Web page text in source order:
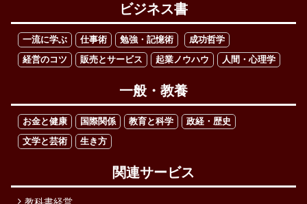
ビジネス書
一流に学ぶ 仕事術 勉強・記憶術
成功哲学
経営のコツ
販売とサービス 起業ノウハウ 人間・心理学
一般・教養
お金と健康 国際関係 教育と科学
政経・歴史
文学と芸術
生き方
関連サービス